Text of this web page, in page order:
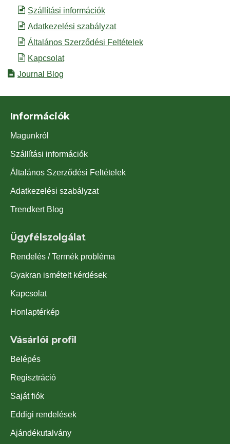
Szállítási információk
Adatkezelési szabályzat
Általános Szerződési Feltételek
Kapcsolat
Journal Blog
Információk
Magunkról
Szállítási információk
Általános Szerződési Feltételek
Adatkezelési szabályzat
Trendkert Blog
Ügyfélszolgálat
Rendelés / Termék probléma
Gyakran ismételt kérdések
Kapcsolat
Honlaptérkép
Vásárlói profil
Belépés
Regisztráció
Saját fiók
Eddigi rendelések
Ajándékutalvány